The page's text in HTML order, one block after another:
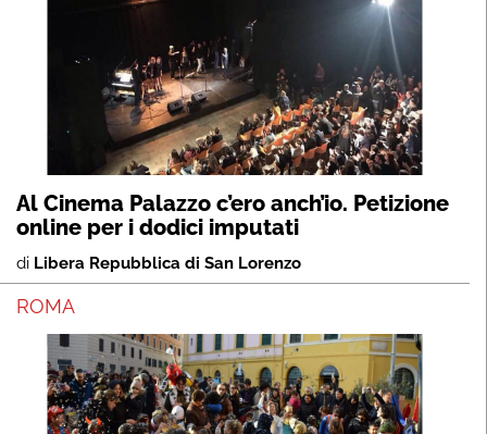
Al Cinema Palazzo c’ero anch’io. Petizione
online per i dodici imputati
di Libera Repubblica di San Lorenzo
ROMA